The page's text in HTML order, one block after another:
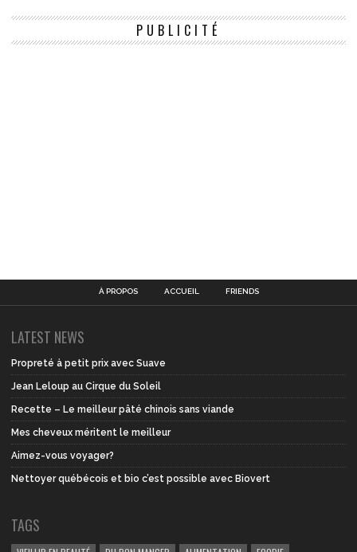
PUBLICITÉ
À PROPOS ACCUEIL FRIENDS
LATEST NEWS
Propreté à petit prix avec Suave
Jean Leloup au Cirque du Soleil
Recette – Le meilleur pâté chinois sans viande
Mes cheveux méritent le meilleur
Aimez-vous voyager?
Nettoyer québécois et bio c’est possible avec Biovert
TAGS